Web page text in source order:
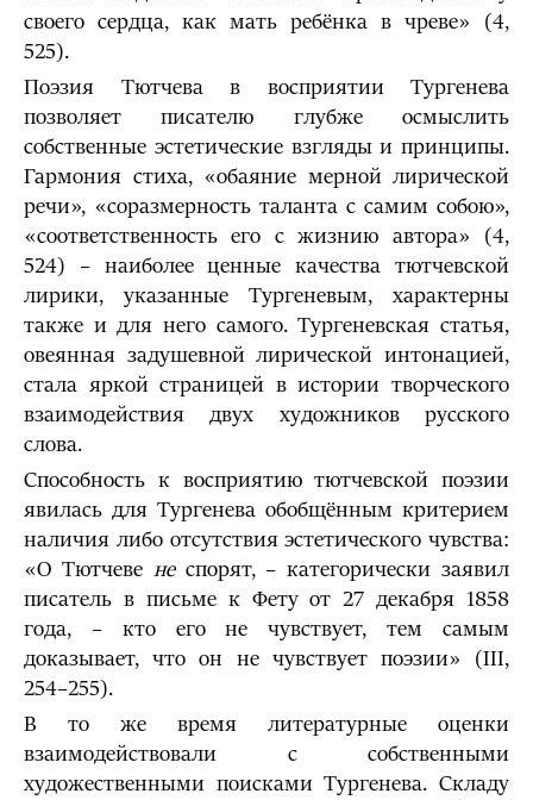
своего сердца, как мать ребёнка в чреве» (4,
525).
Поэзия Тютчева в восприятии Тургенева
позволяет писателю глубже осмыслить
собственные эстетические взгляды и принципы.
Гармония стиха, «обаяние мерной лирической
речи», «соразмерность таланта с самим собою»,
«соответственность его с жизнию автора» (4,
524) – наиболее ценные качества тютчевской
лирики, указанные Тургеневым, характерны
также и для него самого. Тургеневская статья,
овеянная задушевной лирической интонацией,
стала яркой страницей в истории творческого
взаимодействия двух художников русского
слова.
Способность к восприятию тютчевской поэзии
явилась для Тургенева обобщённым критерием
наличия либо отсутствия эстетического чувства:
«О Тютчеве неспорят, – категорически заявил
писатель в письме к Фету от 27 декабря 1858
года, – кто его не чувствует, тем самым
доказывает, что он не чувствует поэзии» (III,
254–255).
В то же время литературные оценки
взаимодействовали с собственными
художественными поисками Тургенева. Складу